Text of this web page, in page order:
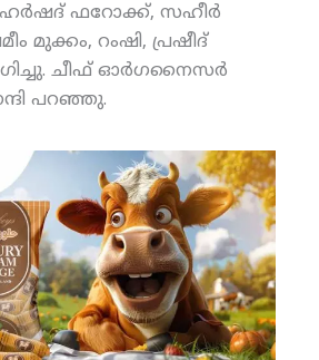
ഫറോക്ക്, സഹീര്‍
മുക്കം, റംഷി, പ്രഷീദ്
ചീഫ് ഓര്‍ഗനൈസര്‍
പറഞ്ഞു.